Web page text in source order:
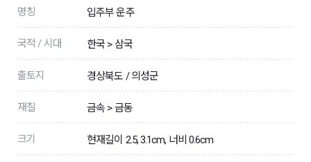
명칭 입주부 운주
국적 / 시대 한국 > 삼국
출토지 경상북도 / 의성군
재질 금속 > 금동
크기 현재길이 2.5, 3.1cm, 너비 0.6cm